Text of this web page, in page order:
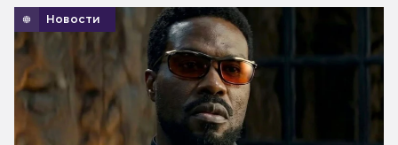
Новости